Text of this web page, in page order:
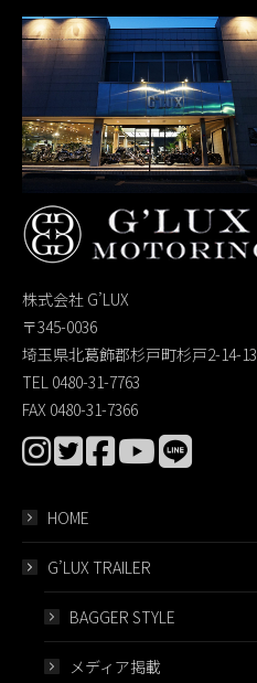
株式会社 G’LUX
〒345-0036
埼玉県北葛飾郡杉戸町杉戸2-14-13
TEL 0480-31-7763
FAX 0480-31-7366
HOME
G’LUX TRAILER
BAGGER STYLE
メディア掲載